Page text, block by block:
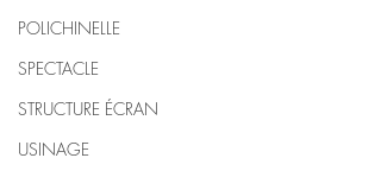
POLICHINELLE
SPECTACLE
STRUCTURE ÉCRAN
USINAGE